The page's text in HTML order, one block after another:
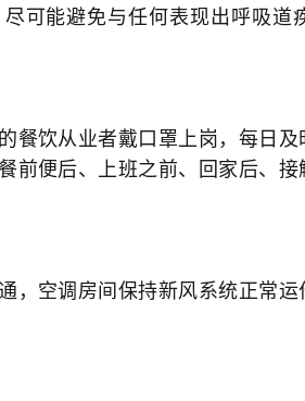
可能避免与任何表现出呼吸道
餐饮从业者戴口罩上岗，每日
前便后、上班之前、回家后、
，空调房间保持新风系统正常